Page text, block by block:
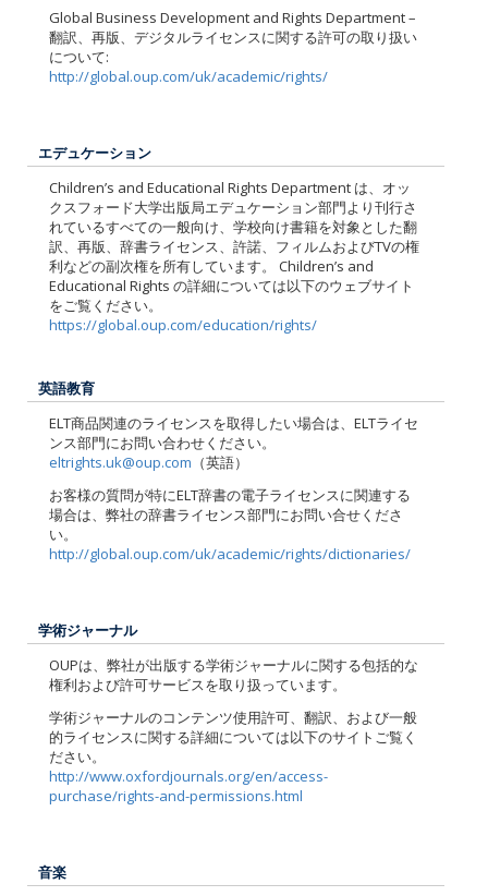
Global Business Development and Rights Department –
翻訳、再版、デジタルライセンスに関する許可の取り扱い
について:
http://global.oup.com/uk/academic/rights/
エデュケーション
Children’s and Educational Rights Department は、オッ
クスフォード大学出版局エデュケーション部門より刊行さ
れているすべての一般向け、学校向け書籍を対象とした翻
訳、再版、辞書ライセンス、許諾、フィルムおよびTVの権
利などの副次権を所有しています。 Children’s and
Educational Rights の詳細については以下のウェブサイト
をご覧ください。
https://global.oup.com/education/rights/
英語教育
ELT商品関連のライセンスを取得したい場合は、ELTライセ
ンス部門にお問い合わせください。
eltrights.uk@oup.com （英語）
お客様の質問が特にELT辞書の電子ライセンスに関連する
場合は、弊社の辞書ライセンス部門にお問い合せくださ
い。
http://global.oup.com/uk/academic/rights/dictionaries/
学術ジャーナル
OUPは、弊社が出版する学術ジャーナルに関する包括的な
権利および許可サービスを取り扱っています。
学術ジャーナルのコンテンツ使用許可、翻訳、および一般
的ライセンスに関する詳細については以下のサイトご覧く
ださい。
http://www.oxfordjournals.org/en/access-
purchase/rights-and-permissions.html
音楽